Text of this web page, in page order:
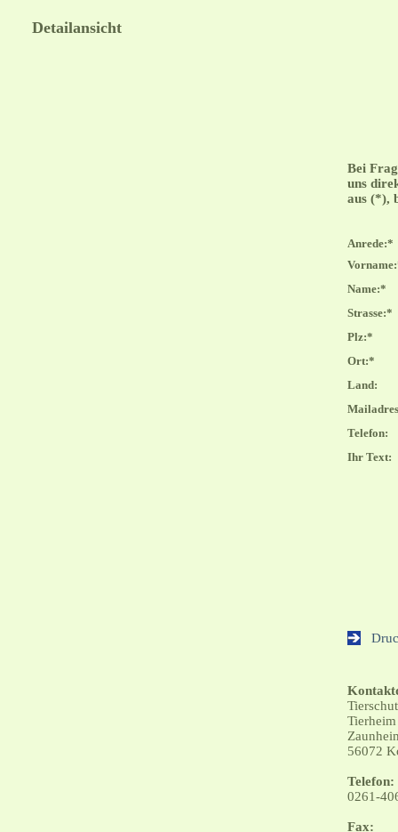
Detailansicht
Bei
uns
aus (*),
Anrede:*
Name:*
Strasse:*
Plz:*
Ort:*
Land:
Telefon:
Ihr Text:
56072
Telefon:
0261-
Fax: